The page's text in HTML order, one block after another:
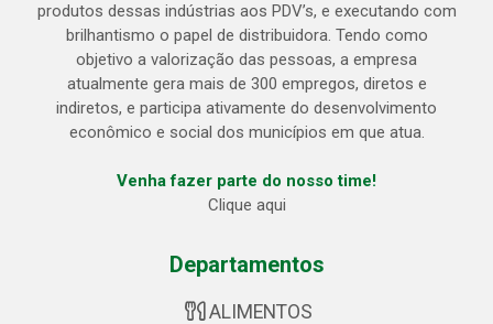
produtos dessas indústrias aos PDV’s, e executando com
brilhantismo o papel de distribuidora. Tendo como
objetivo a valorização das pessoas, a empresa
atualmente gera mais de 300 empregos, diretos e
indiretos, e participa ativamente do desenvolvimento
econômico e social dos municípios em que atua.
Venha fazer parte do nosso time!
Clique aqui
Departamentos
ALIMENTOS